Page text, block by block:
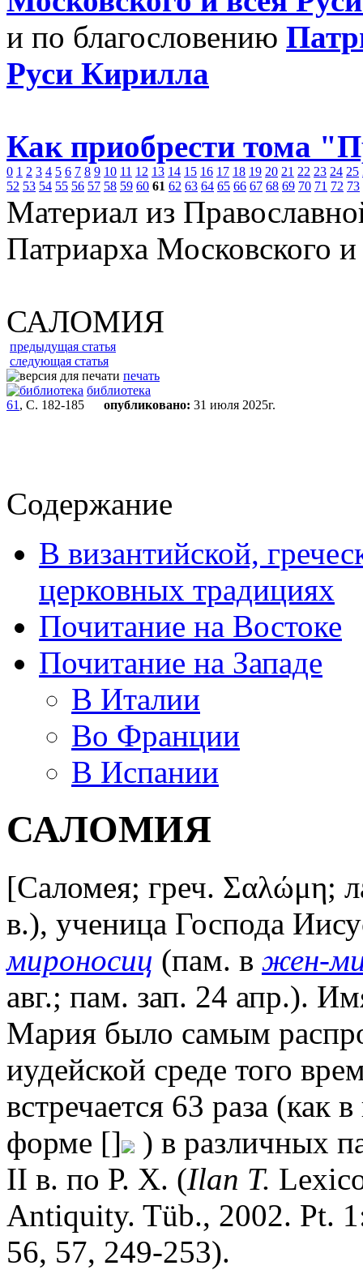
и по благословению
Руси Кирилла
Как приобрести тома
0 1 2 3 4 5 6 7 8 9 10 11 12 13 14 15 16 17 18 19 20 21 22 23 24 25
52 53 54 55 56 57 58 59 60 61 62 63 64 65 66 67 68 69 70 71 72 73
Материал из
Патриарха Московского
САЛОМИЯ
предыдущая статья
следующая статья
печать
библиотека
61 , С. 182-185 опубликовано: 31 июля 2025г.
Содержание
В византийской,
церковных традициях
Почитание на Востоке
Почитание на Западе
В Италии
Во Франции
В Испании
САЛОМИЯ
[Саломея; греч. Σαλώμη;
в.), ученица Господа
мироносиц (пам. в жен-
авг.; пам. зап. 24 апр.).
Мария было самым
иудейской среде того
встречается 63 раза (как
форме []
) в различных
II в. по Р. Х. (Ilan T.
Antiquity. Tüb., 2002. Pt.
56, 57, 249-253).